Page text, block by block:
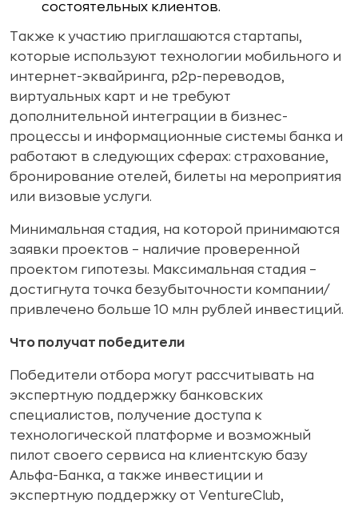
состоятельных клиентов.
Также к участию приглашаются стартапы,
которые используют технологии мобильного и
интернет-эквайринга, p2p-переводов,
виртуальных карт и не требуют
дополнительной интеграции в бизнес-
процессы и информационные системы банка и
работают в следующих сферах: страхование,
бронирование отелей, билеты на мероприятия
или визовые услуги.
Минимальная стадия, на которой принимаются
заявки проектов – наличие проверенной
проектом гипотезы. Максимальная стадия –
достигнута точка безубыточности компании/
привлечено больше 10 млн рублей инвестиций.
Что получат победители
Победители отбора могут рассчитывать на
экспертную поддержку банковских
специалистов, получение доступа к
технологической платформе и возможный
пилот своего сервиса на клиентскую базу
Альфа-Банка, а также инвестиции и
экспертную поддержку от VentureClub,